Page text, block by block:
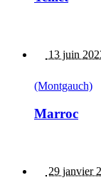
13 juin
(Montgauch)
Marroc
29 janvier